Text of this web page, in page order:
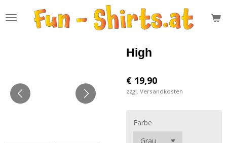
Hauptinhalt
High
€ 19,90
zzgl. Versandkosten
Farbe